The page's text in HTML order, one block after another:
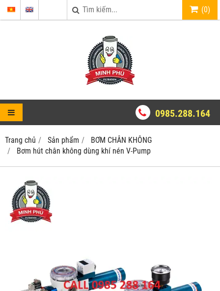
(0)
0985.288.164
Trang chủ Sản phẩm
BƠM CHÂN KHÔNG
Bơm hút chân không dùng khí nén V-Pump